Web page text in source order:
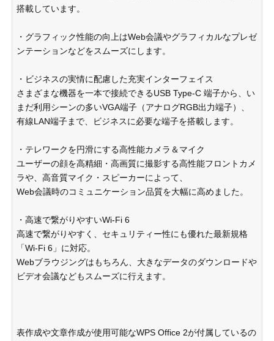
搭載しています。
・グラフィック性能の向上はWeb会議やグラフィカルなプレゼ
ンテーションなどをスムーズにします。
・ビジネスの実情に配慮した充実インターフェイス
さまざまな機器を一本で接続できるUSB Type-C 端子から、い
まだ利用シーンの多いVGA端子（アナログRGB出力端子）、
有線LAN端子まで、ビジネスに必要な端子を搭載します。
・テレワークを円滑にする高性能カメラ＆マイク
ユーザーの顔を高精細・高画質に撮影する高性能フロントカメ
ラや、高音質マイク・スピーカーによって、
Web会議時のコミュニケーション品質を大幅に高めました。
・高速で繋がりやすいWi-Fi 6
高速で繋がりやすく、セキュリティー性にも優れた最新規格
「Wi-Fi 6」に対応。
Webブラウジングはもちろん、大きなデータのダウンロードや
ビデオ会議などもスムーズに行えます。
表作成や文章作成が使用可能なWPS Office 2が付属しているの